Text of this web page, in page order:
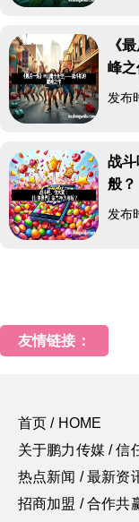
《
峰
发布
战
般？
发布
友情链接：
首页 / HOME
关于鹏力传媒 / 信
热点新闻 / 最新资
招商加盟 / 合作共